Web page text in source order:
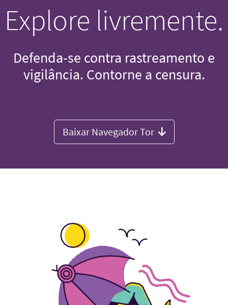
Explore livremente.
Defenda-se contra rastreamento e
vigilância. Contorne a censura.
Baixar Navegador Tor